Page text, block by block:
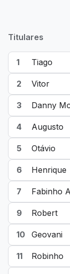
Titulares
1 Tiago
2 Vitor
3 Danny
4 Augusto
5 Otávio
6 Henrique
7 Fabinho
9 Robert
10 Geovani
11 Robinho